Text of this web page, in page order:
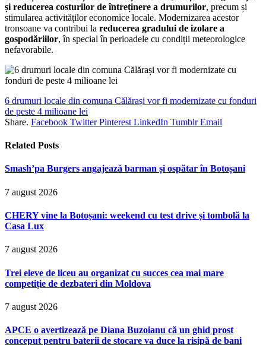
și reducerea costurilor de întreținere a drumurilor, precum și
stimularea activităților economice locale. Modernizarea acestor
tronsoane va contribui la reducerea gradului de izolare a
gospodăriilor, în special în perioadele cu condiții meteorologice
nefavorabile.
6 drumuri locale din comuna Călărași vor fi modernizate cu fonduri
de peste 4 milioane lei
Share. Facebook Twitter Pinterest LinkedIn Tumblr Email
Related Posts
Smash’pa Burgers angajează barman și ospătar în Botoșani
7 august 2026
CHERY vine la Botoșani: weekend cu test drive și tombolă la
Casa Lux
7 august 2026
Trei eleve de liceu au organizat cu succes cea mai mare
competiție de dezbateri din Moldova
7 august 2026
APCE o avertizează pe Diana Buzoianu că un ghid prost
conceput pentru baterii de stocare va duce la risipă de bani